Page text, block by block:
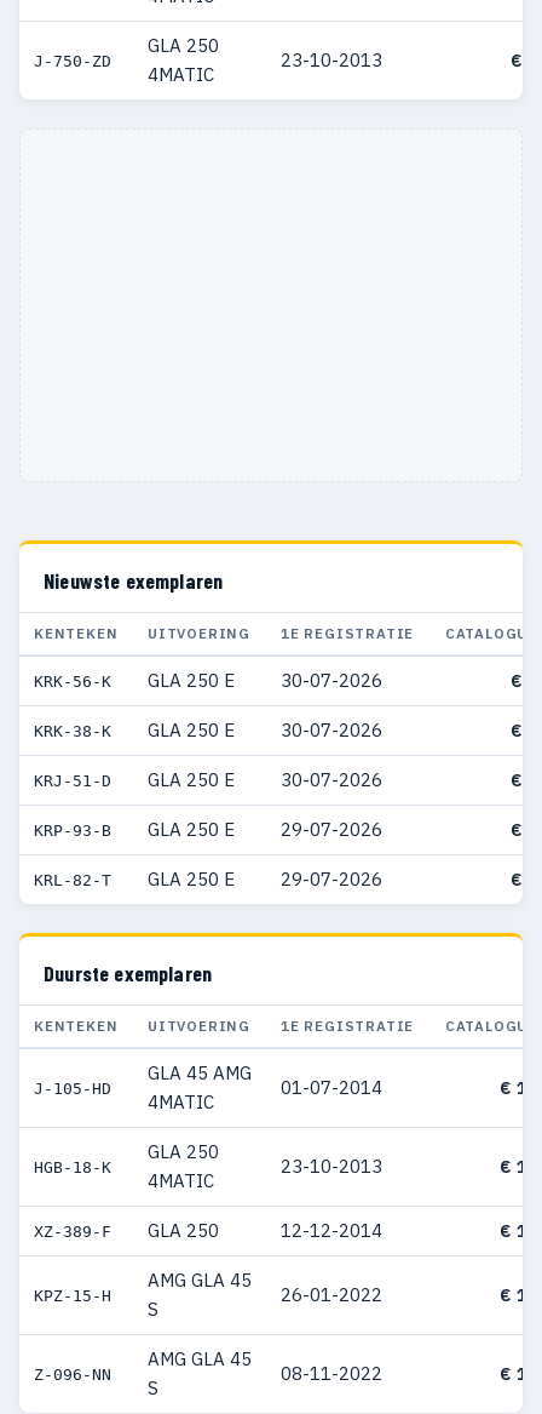
J-750-ZD
GLA 250
4MATIC
23-10-2013 €
Nieuwste exemplaren
KENTEKEN UITVOERING 1E REGISTRATIE
KRK-56-K GLA 250 E 30-07-2026 €
KRK-38-K GLA 250 E 30-07-2026 €
KRJ-51-D GLA 250 E 30-07-2026 €
KRP-93-B GLA 250 E 29-07-2026 €
KRL-82-T GLA 250 E 29-07-2026 €
Duurste exemplaren
KENTEKEN UITVOERING 1E REGISTRATIE
J-105-HD
GLA 45 AMG
4MATIC
01-07-2014 €
HGB-18-K
GLA 250
4MATIC
23-10-2013 €
XZ-389-F GLA 250 12-12-2014 €
KPZ-15-H
AMG GLA 45
S
26-01-2022 €
Z-096-NN
AMG GLA 45
S
08-11-2022 €